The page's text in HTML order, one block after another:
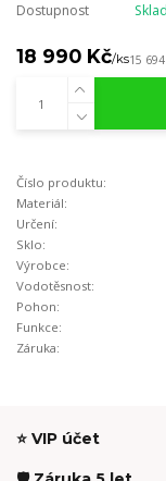
Dostupnost
18 990 Kč/ks15
Číslo produktu:
Materiál:
Určení:
Sklo:
Výrobce:
Vodotěsnost:
Pohon:
Funkce:
Záruka:
⭐ VIP účet